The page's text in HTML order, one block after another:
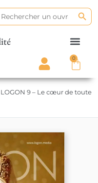
0
9 – Le cœur de toute